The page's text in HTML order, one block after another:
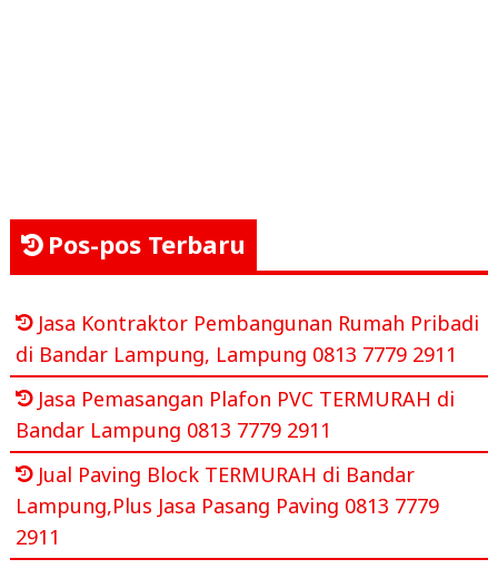
Pos-pos Terbaru
Jasa Kontraktor Pembangunan Rumah Pribadi
di Bandar Lampung, Lampung 0813 7779 2911
Jasa Pemasangan Plafon PVC TERMURAH di
Bandar Lampung 0813 7779 2911
Jual Paving Block TERMURAH di Bandar
Lampung,Plus Jasa Pasang Paving 0813 7779
2911